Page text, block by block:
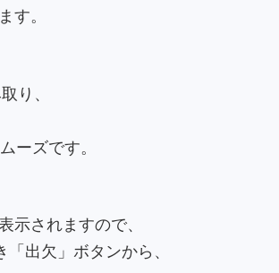
す。
り、
ーズです。
示されますので、
出欠」ボタンから、